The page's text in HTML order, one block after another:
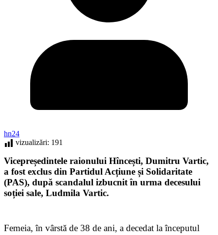
hn24
vizualizări: 191
Vicepreședintele raionului Hîncești, Dumitru Vartic,
a fost exclus din Partidul Acțiune și Solidaritate
(PAS), după scandalul izbucnit în urma decesului
soției sale, Ludmila Vartic.
Femeia, în vârstă de 38 de ani, a decedat la începutul